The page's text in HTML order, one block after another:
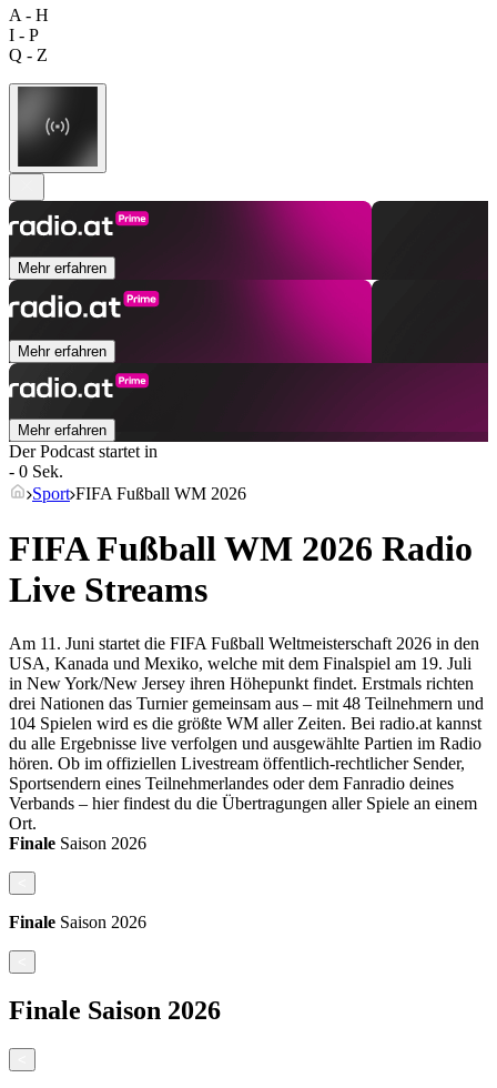
A - H
I - P
Q - Z
Mehr erfahren
Mehr erfahren
Mehr erfahren
Der Podcast startet in
- 0 Sek.
Sport FIFA Fußball WM 2026
FIFA Fußball WM 2026 Radio
Live Streams
Am 11. Juni startet die FIFA Fußball Weltmeisterschaft 2026 in den
USA, Kanada und Mexiko, welche mit dem Finalspiel am 19. Juli
in New York/New Jersey ihren Höhepunkt findet. Erstmals richten
drei Nationen das Turnier gemeinsam aus – mit 48 Teilnehmern und
104 Spielen wird es die größte WM aller Zeiten. Bei radio.at kannst
du alle Ergebnisse live verfolgen und ausgewählte Partien im Radio
hören. Ob im offiziellen Livestream öffentlich-rechtlicher Sender,
Sportsendern eines Teilnehmerlandes oder dem Fanradio deines
Verbands – hier findest du die Übertragungen aller Spiele an einem
Ort.
Finale Saison 2026
Finale Saison 2026
Finale Saison 2026